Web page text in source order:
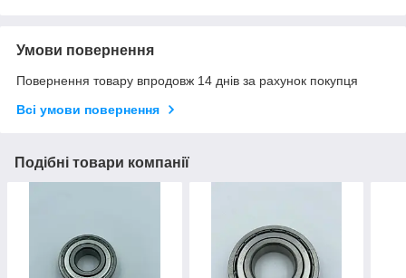
Умови повернення
Повернення товару впродовж 14 днів за рахунок покупця
Всі умови повернення
Подібні товари компанії